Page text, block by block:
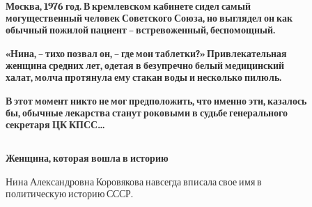
Москва, 1976 год. В кремлевском кабинете сидел самый
могущественный человек Советского Союза, но выглядел он как
обычный пожилой пациент – встревоженный, беспомощный.
«Нина, – тихо позвал он, – где мои таблетки?» Привлекательная
женщина средних лет, одетая в безупречно белый медицинский
халат, молча протянула ему стакан воды и несколько пилюль.
В этот момент никто не мог предположить, что именно эти, казалось
бы, обычные лекарства станут роковыми в судьбе генерального
секретаря ЦК КПСС…
Женщина, которая вошла в историю
Нина Александровна Коровякова навсегда вписала свое имя в
политическую историю СССР.